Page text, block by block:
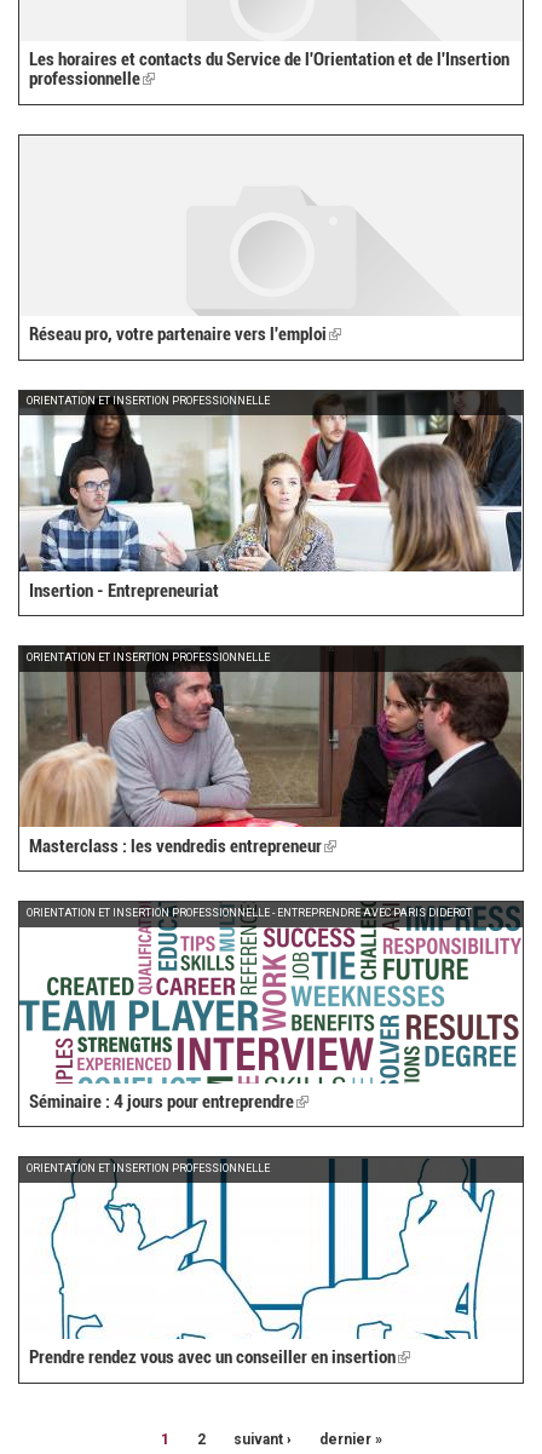
Les horaires et contacts du Service de l'Orientation et de l'Insertion
professionnelle(link
Réseau pro, votre partenaire vers l'emploi(link
ORIENTATION ET INSERTION PROFESSIONNELLE
Insertion - Entrepreneuriat
ORIENTATION ET INSERTION PROFESSIONNELLE
Masterclass : les vendredis entrepreneur(link
is
ORIENTATION ET INSERTION PROFESSIONNELLE - ENTREPRENDRE AVEC PARIS DIDEROT
Séminaire : 4 jours pour entreprendre(link
is
ORIENTATION ET INSERTION PROFESSIONNELLE
Prendre rendez vous avec un conseiller en insertion(link
1 2 suivant › dernier »